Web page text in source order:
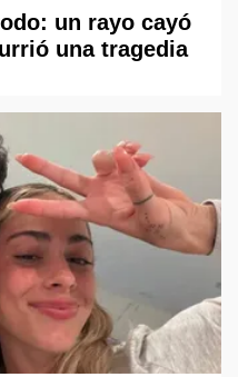
un rayo cayó
una tragedia